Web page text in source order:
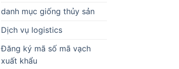
danh mục giống thủy sản
Dịch vụ logistics
Đăng ký mã số mã vạch
xuất khẩu